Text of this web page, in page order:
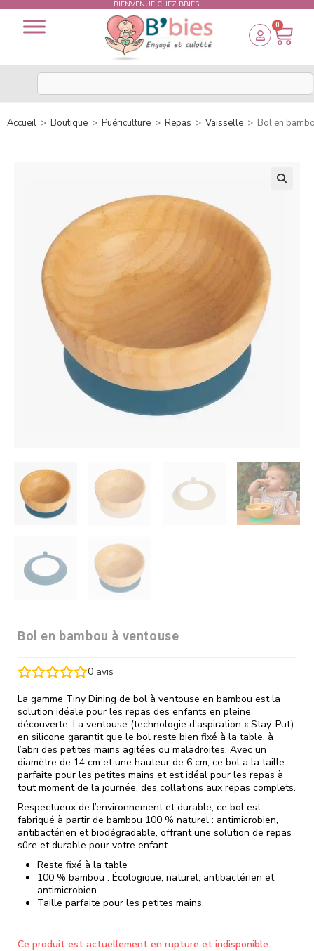
BIENVENUE CHEZ BBIES.
0
Accueil > Boutique > Puériculture > Repas > Vaisselle > Bol en
Bol en bambou à ventouse
0 avis
La gamme Tiny Dining de bol à ventouse en bambou est la
solution idéale pour les repas des enfants en pleine
découverte. La ventouse (technologie d’aspiration « Stay-Put)
en silicone garantit que le bol reste bien fixé à la table, à
l’abri des petites mains agitées ou maladroites. Avec un
diamètre de 14 cm et une hauteur de 6 cm, ce bol a la taille
parfaite pour les petites mains et est idéal pour les repas à
tout moment de la journée, des collations aux repas complets.
Respectueux de l’environnement et durable, ce bol est
fabriqué à partir de bambou 100 % naturel : antimicrobien,
antibactérien et biodégradable, offrant une solution de repas
sûre et durable pour votre enfant.
Reste fixé à la table
100 % bambou : Écologique, naturel, antibactérien et
antimicrobien
Taille parfaite pour les petites mains.
Ce produit est actuellement en rupture et indisponible.